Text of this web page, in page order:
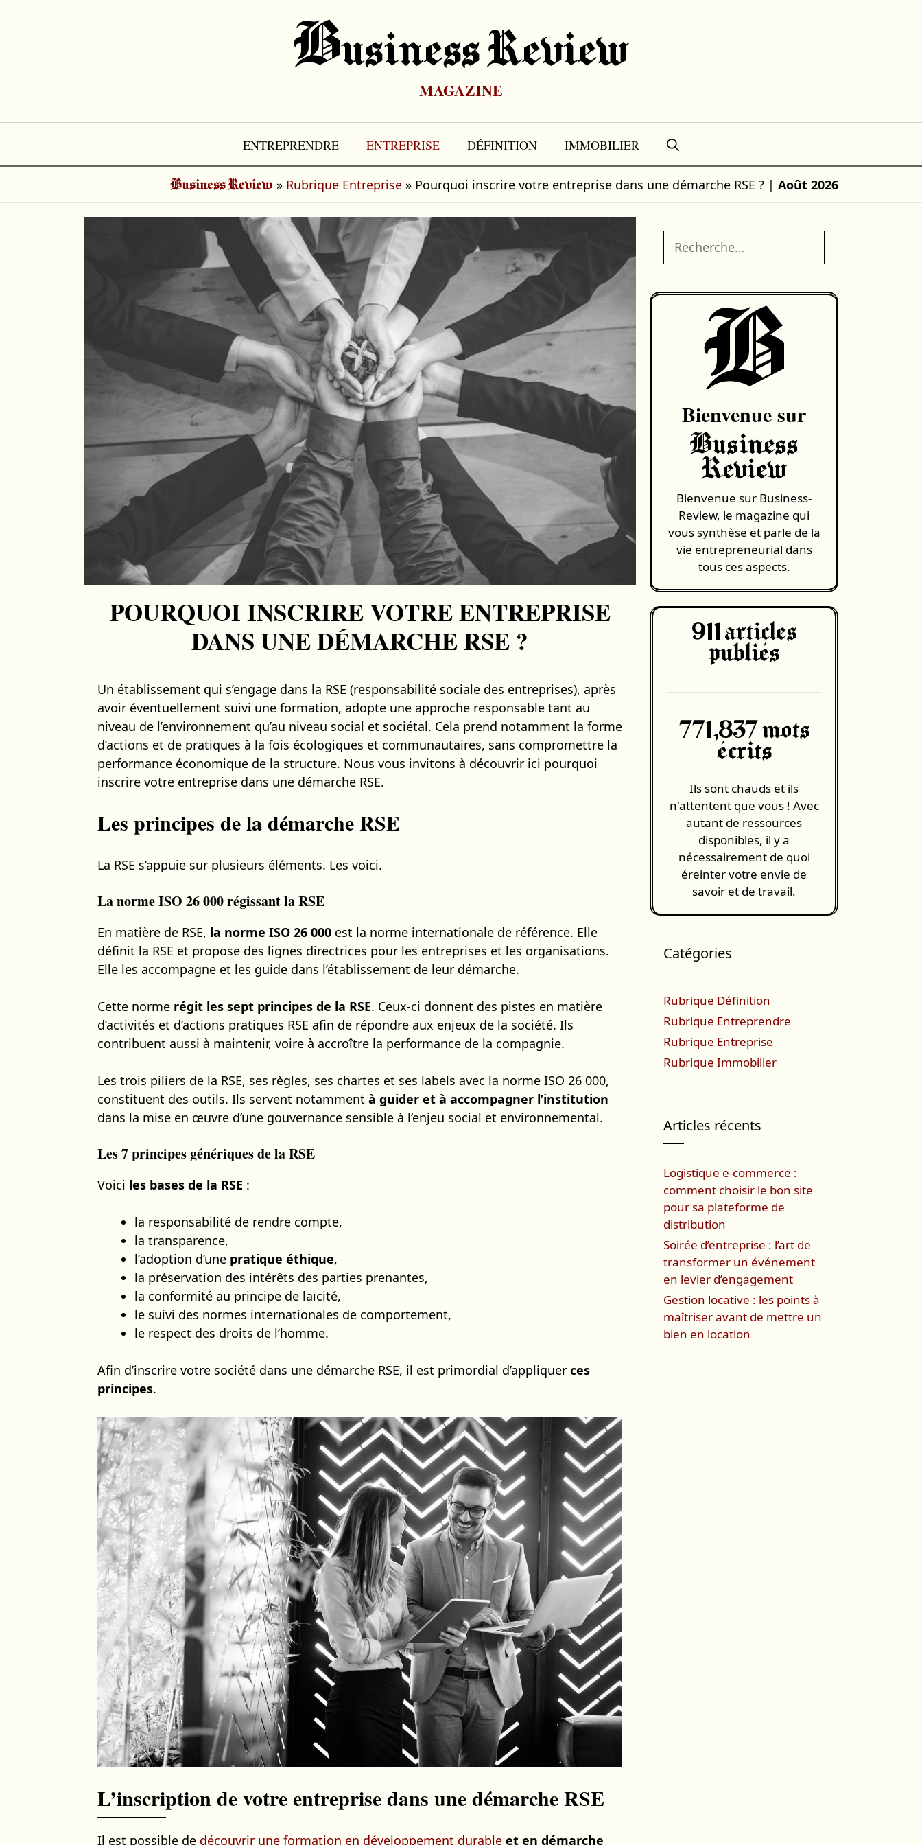
BUsiness Review
MAGAZINE
ENTREPRENDRE ENTREPRISE DÉFINITION IMMOBILIER
Business Review » Rubrique Entreprise » Pourquoi inscrire votre entreprise dans une démarche RSE ? | Août 2026
POURQUOI INSCRIRE VOTRE ENTREPRISE
DANS UNE DÉMARCHE RSE ?
Un établissement qui s’engage dans la RSE (responsabilité sociale des entreprises), après
avoir éventuellement suivi une formation, adopte une approche responsable tant au
niveau de l’environnement qu’au niveau social et sociétal. Cela prend notamment la forme
d’actions et de pratiques à la fois écologiques et communautaires, sans compromettre la
performance économique de la structure. Nous vous invitons à découvrir ici pourquoi
inscrire votre entreprise dans une démarche RSE.
Les principes de la démarche RSE
La RSE s’appuie sur plusieurs éléments. Les voici.
La norme ISO 26 000 régissant la RSE
En matière de RSE, la norme ISO 26 000 est la norme internationale de référence. Elle
définit la RSE et propose des lignes directrices pour les entreprises et les organisations.
Elle les accompagne et les guide dans l’établissement de leur démarche.
Cette norme régit les sept principes de la RSE. Ceux-ci donnent des pistes en matière
d’activités et d’actions pratiques RSE afin de répondre aux enjeux de la société. Ils
contribuent aussi à maintenir, voire à accroître la performance de la compagnie.
Les trois piliers de la RSE, ses règles, ses chartes et ses labels avec la norme ISO 26 000,
constituent des outils. Ils servent notamment à guider et à accompagner l’institution
dans la mise en œuvre d’une gouvernance sensible à l’enjeu social et environnemental.
Les 7 principes génériques de la RSE
Voici les bases de la RSE :
la responsabilité de rendre compte,
la transparence,
l’adoption d’une pratique éthique,
la préservation des intérêts des parties prenantes,
la conformité au principe de laïcité,
le suivi des normes internationales de comportement,
le respect des droits de l’homme.
Afin d’inscrire votre société dans une démarche RSE, il est primordial d’appliquer ces
principes.
L’inscription de votre entreprise dans une démarche RSE
Il est possible de découvrir une formation en développement durable et en démarche
Rechercher :
B
Bienvenue sur
Business
Review
Bienvenue sur Business-
Review, le magazine qui
vous synthèse et parle de la
vie entrepreneurial dans
tous ces aspects.
911 articles
publiés
771,837 mots
écrits
Ils sont chauds et ils
n'attentent que vous ! Avec
autant de ressources
disponibles, il y a
nécessairement de quoi
éreinter votre envie de
savoir et de travail.
Catégories
Rubrique Définition
Rubrique Entreprendre
Rubrique Entreprise
Rubrique Immobilier
Articles récents
Logistique e-commerce :
comment choisir le bon site
pour sa plateforme de
distribution
Soirée d’entreprise : l’art de
transformer un événement
en levier d’engagement
Gestion locative : les points à
maîtriser avant de mettre un
bien en location